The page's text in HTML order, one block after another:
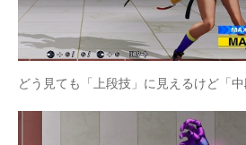
どう見ても「上段技」に見えるけど「